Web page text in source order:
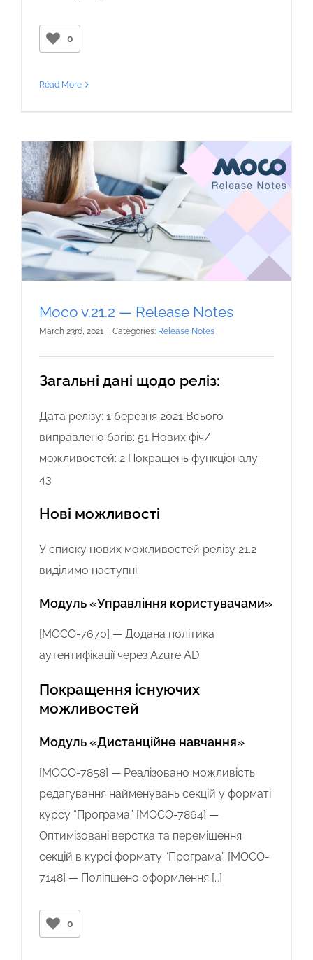
0
Read More
Moco v.21.2 — Release Notes
March 23rd, 2021 | Categories: Release Notes
Загальні дані щодо реліз:
Дата релізу: 1 березня 2021 Всього
виправлено багів: 51 Нових фіч/
можливостей: 2 Покращень функціоналу:
43
Нові можливості
У списку нових можливостей релізу 21.2
виділимо наступні:
Модуль «Управління користувачами»
[MOCO-7670] — Додана політика
аутентифікації через Azure AD
Покращення існуючих
можливостей
Модуль «Дистанційне навчання»
[MOCO-7858] — Реалізовано можливість
редагування найменувань секцій у форматі
курсу “Програма” [MOCO-7864] —
Оптимізовані верстка та переміщення
секцій в курсі формату “Програма” [MOCO-
7148] — Поліпшено оформлення […]
0